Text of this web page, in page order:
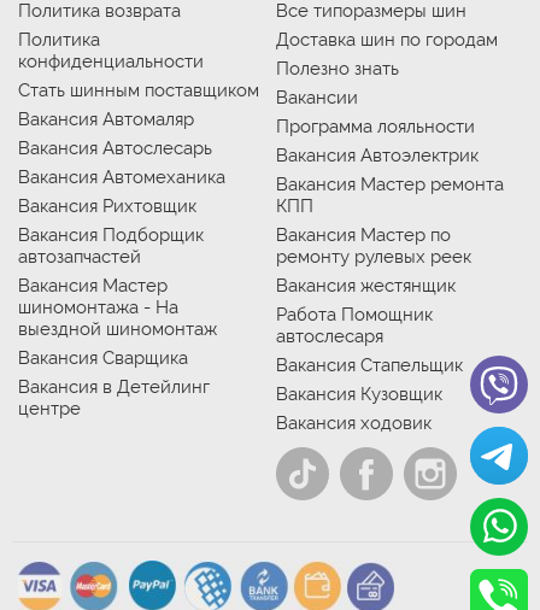
Политика возврата
Политика
конфиденциальности
Стать шинным поставщиком
Вакансия Автомаляр
Вакансия Автослесарь
Вакансия Автомеханика
Вакансия Рихтовщик
Вакансия Подборщик
автозапчастей
Вакансия Мастер
шиномонтажа - На
выездной шиномонтаж
Вакансия Сварщика
Вакансия в Детейлинг
центре
Все типоразмеры шин
Доставка шин по городам
Полезно знать
Вакансии
Программа лояльности
Вакансия Автоэлектрик
Вакансия Мастер ремонта
КПП
Вакансия Мастер по
ремонту рулевых реек
Вакансия жестянщик
Работа Помощник
автослесаря
Вакансия Стапельщик
Вакансия Кузовщик
Вакансия ходовик